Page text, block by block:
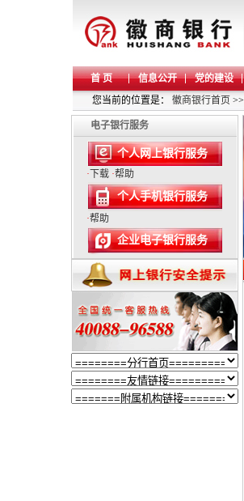
首 页 信息公开 党的建设
您当前的位置是： 徽商银行首页 >>
电子银行服务
个人网上银行服务
· 下载 ·帮助
个人手机银行服务
·帮助
企业电子银行服务